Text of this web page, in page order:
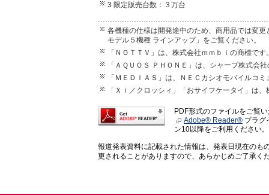
3 限定販売台数：３万台
各機種の仕様は開発途中のため、商用品では変
モデル５機種 ラインアップ」をご覧ください。
「ＮＯＴＴＶ」は、株式会社ｍｍｂｉの商標です
「ＡＱＵＯＳ ＰＨＯＮＥ」は、シャープ株式会
「ＭＥＤＩＡＳ」は、ＮＥＣカシオモバイルコ
「Ｘｉ／クロッシィ」「おサイフケータイ」は
PDF形式のファイルをご覧
Adobe® Reader® プラグ
ン10以降をご利用ください。
報道発表資料に記載された情報は、発表日現在のも
更されることがありますので、あらかじめご了承く